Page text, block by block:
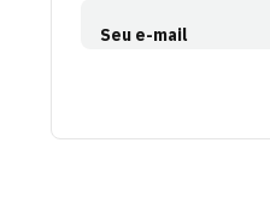
Seu e-mail